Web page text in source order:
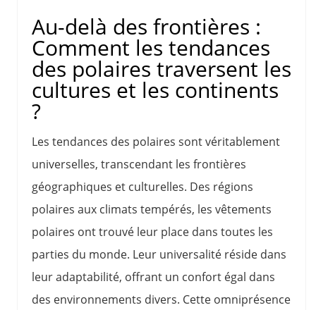
Au-delà des frontières :
Comment les tendances
des polaires traversent les
cultures et les continents
?
Les tendances des polaires sont véritablement
universelles, transcendant les frontières
géographiques et culturelles. Des régions
polaires aux climats tempérés, les vêtements
polaires ont trouvé leur place dans toutes les
parties du monde. Leur universalité réside dans
leur adaptabilité, offrant un confort égal dans
des environnements divers. Cette omniprésence